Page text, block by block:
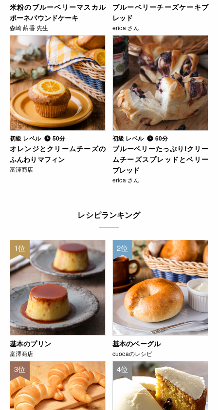
米粉のブルーベリーマスカル
ポーネパウンドケーキ
森崎 繭香 先生
ブルーベリーチーズケーキブ
レッド
erica さん
初級 レベル 50分
オレンジとクリームチーズの
ふんわりマフィン
富澤商店
初級 レベル 60分
ブルーベリーたっぷり!クリー
ムチーズスプレッドとベリー
ブレッド
erica さん
レシピランキング
1位
基本のプリン
富澤商店
2位
基本のベーグル
cuocaのレシピ
3位 4位